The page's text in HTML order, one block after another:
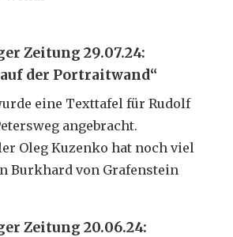
Zeitung 29.07.24:
der Portraitwand“
eine Texttafel für Rudolf
angebracht.
Oleg Kuzenko hat noch viel
Burkhard von Grafenstein
Zeitung 20.06.24: